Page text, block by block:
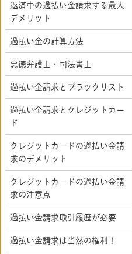
返済中の過払い金請求する最大
デメリット
過払い金の計算方法
悪徳弁護士・司法書士
過払い金請求とブラックリスト
過払い金請求とクレジットカー
ド
クレジットカードの過払い金請
求のデメリット
クレジットカードの過払い金請
求の注意点
過払い金請求取引履歴が必要
過払い金請求は当然の権利！